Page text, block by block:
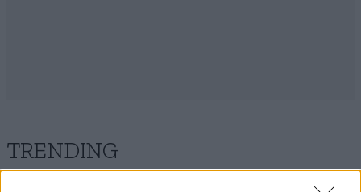
TRENDING